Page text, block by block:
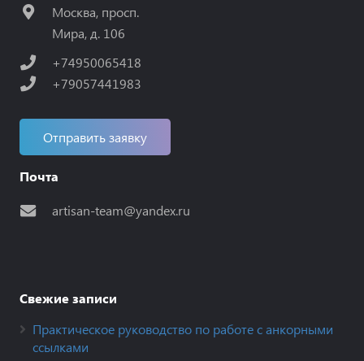
Москва, просп.
Мира, д. 106
+74950065418
+79057441983
Отправить заявку
Почта
artisan-team@yandex.ru
Свежие записи
Практическое руководство по работе с анкорными
ссылками